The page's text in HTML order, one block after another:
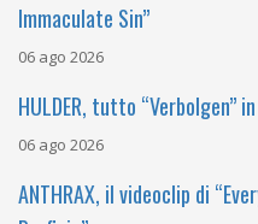
Immaculate Sin”
06 ago 2026
HULDER, tutto “Verbolgen”
06 ago 2026
ANTHRAX, il videoclip di